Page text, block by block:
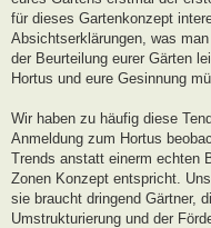
für dieses Gartenkonzept
Absichtserklärungen, was
der Beurteilung eurer Gärten
Hortus und eure Gesinnung
Wir haben zu häufig diese
Anmeldung zum Hortus
Trends anstatt einerm echten
Zonen Konzept entspricht.
sie braucht dringend Gärtner,
Umstrukturierung und der